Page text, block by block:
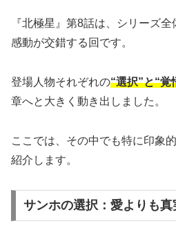
『北極星』第8話は、シリーズ
感動が交錯する回です。
登場人物それぞれの“選択”と“覚
章へと大きく動き出しました。
ここでは、その中でも特に印象
紹介します。
サンホの選択：愛よりも真